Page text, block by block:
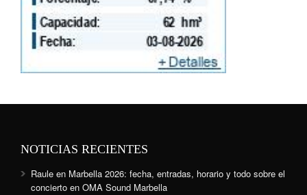
NOTICIAS RECIENTES
Raule en Marbella 2026: fecha, entradas, horario y todo sobre el
concierto en OMA Sound Marbella